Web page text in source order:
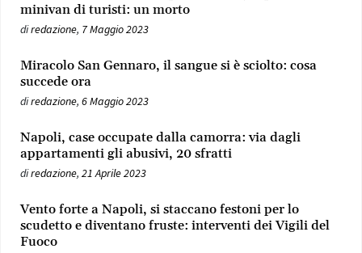
minivan di turisti: un morto
diredazione, 7 Maggio 2023
Miracolo San Gennaro, il sangue si è sciolto: cosa
succede ora
diredazione, 6 Maggio 2023
Napoli, case occupate dalla camorra: via dagli
appartamenti gli abusivi, 20 sfratti
diredazione, 21 Aprile 2023
Vento forte a Napoli, si staccano festoni per lo
scudetto e diventano fruste: interventi dei Vigili del
Fuoco